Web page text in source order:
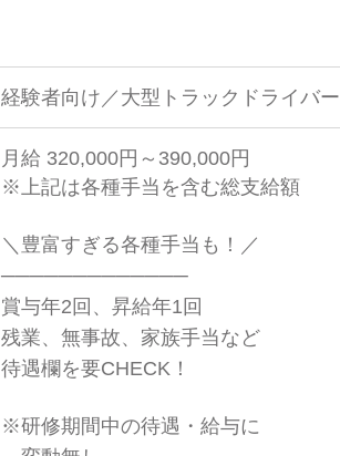
経験者向け／大型トラックドライバー
月給 320,000円～390,000円
※上記は各種手当を含む総支給額
＼豊富すぎる各種手当も！／
─────────────
賞与年2回、昇給年1回
残業、無事故、家族手当など
待遇欄を要CHECK！
※研修期間中の待遇・給与に